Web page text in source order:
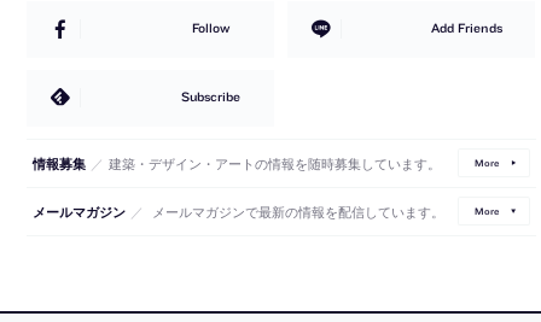
Follow Add Friends
Subscribe
情報募集 ／ 建築・デザイン・アートの情報を随時募集しています。 More
メールマガジン ／ メールマガジンで最新の情報を配信しています。 More